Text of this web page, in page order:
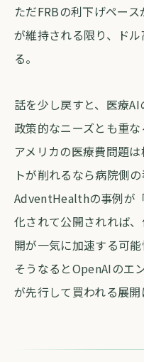
ただFRBの利下げペー
が維持される限り、ド
る。
話を少し戻すと、医療
政策的なニーズとも重な
アメリカの医療費問題
トが削れるなら病院側
AdventHealthの事例が
化されて公開されれば
開が一気に加速する可能
そうなるとOpenAIのエ
が先行して買われる展開